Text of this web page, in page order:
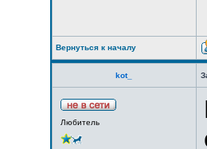
Вернуться к началу
kot_
Любитель